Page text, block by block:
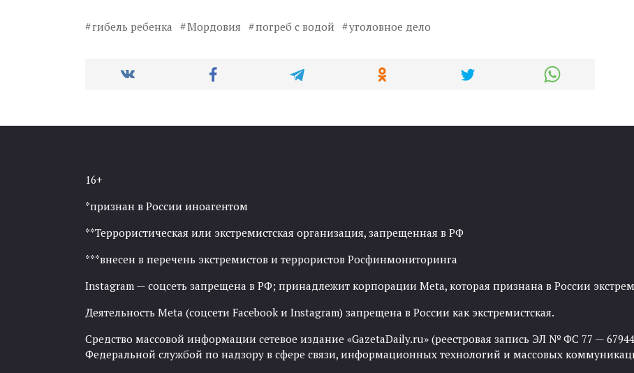
гибель ребенка Мордовия погреб с водой уголовное дело
16+
*признан в России иноагентом
**Террористическая или экстремистская организация, запрещенная в РФ
***внесен в перечень экстремистов и террористов Росфинмониторинга
Instagram — соцсеть запрещена в РФ; принадлежит корпорации Meta, которая признана в России
Деятельность Meta (соцсети Facebook и Instagram) запрещена в России как экстремистская.
Средство массовой информации сетевое издание «GazetaDaily.ru» (реестровая запись ЭЛ № ФС 77 — 67944
Федеральной службой по надзору в сфере связи, информационных технологий и массовых